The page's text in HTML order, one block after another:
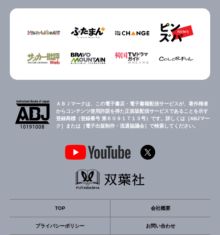
ＡＢＪマークは、この電子書店・電子書籍配信サービスが、著作権者
からコンテンツ使用許諾を得た正規版配信サービスであることを示す
登録商標（登録番号 第６０９１７１３号）です。詳しくは［ABJマー
ク］または［電子出版制作・流通協議会］で検索してください。
TOP 会社概要
プライバシーポリシー お問い合わせ